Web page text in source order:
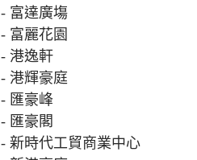
富達廣塲
富麗花園
港逸軒
港輝豪庭
匯豪峰
匯豪閣
新時代工貿商業中心